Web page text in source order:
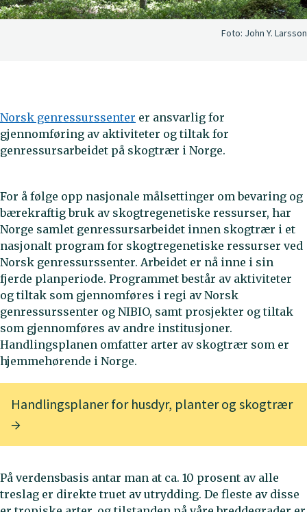
Foto: John Y. Larsson
Norsk genressurssenter er ansvarlig for
gjennomføring av aktiviteter og tiltak for
genressursarbeidet på skogtrær i Norge.
For å følge opp nasjonale målsettinger om bevaring og
bærekraftig bruk av skogtregenetiske ressurser, har
Norge samlet genressursarbeidet innen skogtrær i et
nasjonalt program for skogtregenetiske ressurser ved
Norsk genressurssenter. Arbeidet er nå inne i sin
fjerde planperiode. Programmet består av aktiviteter
og tiltak som gjennomføres i regi av Norsk
genressurssenter og NIBIO, samt prosjekter og tiltak
som gjennomføres av andre institusjoner.
Handlingsplanen omfatter arter av skogtrær som er
hjemmehørende i Norge.
Handlingsplaner for husdyr, planter og skogtrær
På verdensbasis antar man at ca. 10 prosent av alle
treslag er direkte truet av utrydding. De fleste av disse